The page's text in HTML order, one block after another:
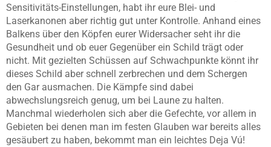
Sensitivitäts-Einstellungen, habt ihr eure Blei- und
Laserkanonen aber richtig gut unter Kontrolle. Anhand eines
Balkens über den Köpfen eurer Widersacher seht ihr die
Gesundheit und ob euer Gegenüber ein Schild trägt oder
nicht. Mit gezielten Schüssen auf Schwachpunkte könnt ihr
dieses Schild aber schnell zerbrechen und dem Schergen
den Gar ausmachen. Die Kämpfe sind dabei
abwechslungsreich genug, um bei Laune zu halten.
Manchmal wiederholen sich aber die Gefechte, vor allem in
Gebieten bei denen man im festen Glauben war bereits alles
gesäubert zu haben, bekommt man ein leichtes Deja Vú!